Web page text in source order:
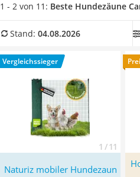
Philips-Sonicare-Zahnbürste
Mineralfutter Pferd
Massagegerät
ausgestattet ist, um ein
das ModellNaturiz mobiler
Eigenschaften.
1 - 2 von 11: Beste Hundezäune
Stand: 04.08.2026
Vergleichssieger
1 / 11
Naturiz mobiler Hundezaun